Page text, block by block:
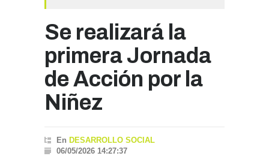
Se realizará la
primera Jornada
de Acción por la
Niñez
En DESARROLLO SOCIAL
06/05/2026 14:27:37